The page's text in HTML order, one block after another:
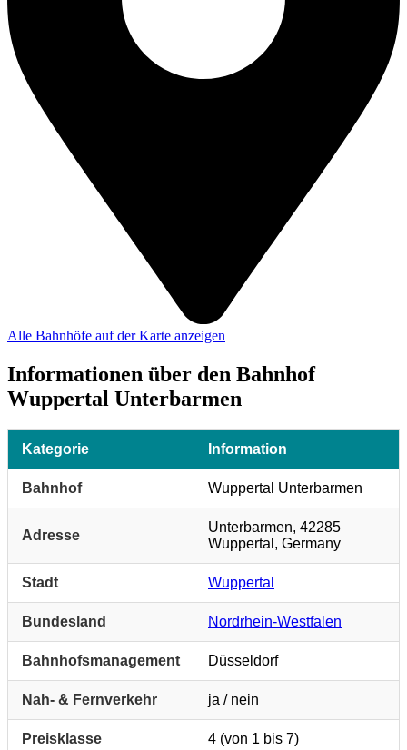
Alle Bahnhöfe auf der Karte anzeigen
Informationen über den Bahnhof
Wuppertal Unterbarmen
Kategorie Information
Bahnhof Wuppertal Unterbarmen
Adresse
Unterbarmen, 42285
Wuppertal, Germany
Stadt Wuppertal
Bundesland Nordrhein-Westfalen
Bahnhofsmanagement Düsseldorf
Nah- & Fernverkehr ja / nein
Preisklasse 4 (von 1 bis 7)